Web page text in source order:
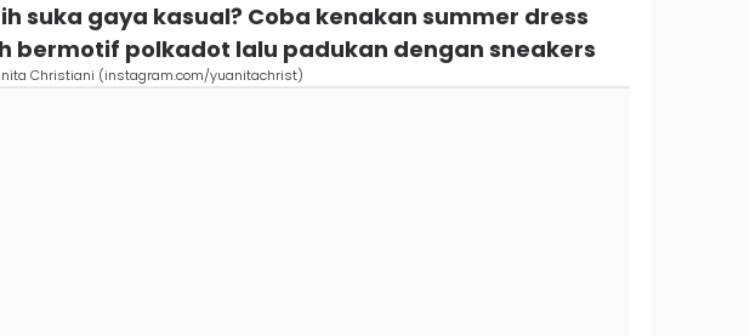
suka gaya kasual? Coba kenakan summer dress
bermotif polkadot lalu padukan dengan sneakers
Christiani (instagram.com/yuanitachrist)